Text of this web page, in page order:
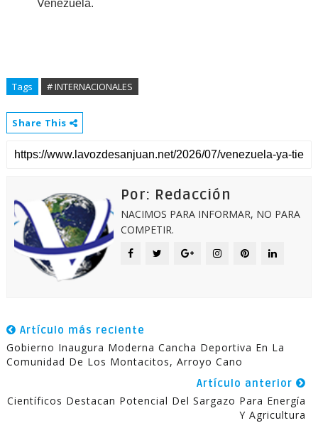
Venezuela.
Tags # INTERNACIONALES
Share This
Por: Redacción
NACIMOS PARA INFORMAR, NO PARA
COMPETIR.
Artículo más reciente
Gobierno Inaugura Moderna Cancha Deportiva En La
Comunidad De Los Montacitos, Arroyo Cano
Artículo anterior
Científicos Destacan Potencial Del Sargazo Para Energía
Y Agricultura